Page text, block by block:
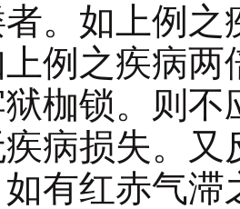
。如上例
例之疾病
枷锁。则
病损失。
如有红赤气